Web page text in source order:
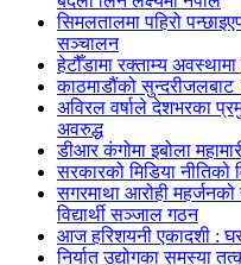
सिमलतालमा पहिरो
सञ्चालन
हेटौँडामा रक्ताम्य
काठमाडौंको
अविरल वर्षाले देशभरका
अवरुद्ध
डीआर कंगोमा इबोला
सरकारको मिडिया नीतिको
सगरमाथा आरोही
विद्यार्थी सञ्जाल गठन
आज हरिशयनी एकादशी :
निर्यात उद्योगका समस्या